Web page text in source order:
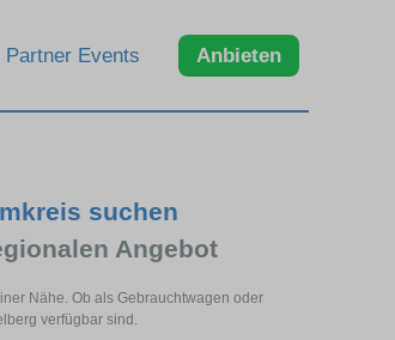
Partner Events Anbieten
suchen
Angebot
Nähe. Ob als Gebrauchtwagen oder
verfügbar sind.